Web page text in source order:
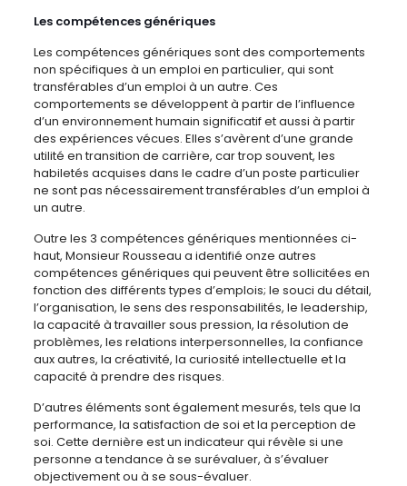
Les compétences génériques
Les compétences génériques sont des comportements
non spécifiques à un emploi en particulier, qui sont
transférables d’un emploi à un autre. Ces
comportements se développent à partir de l’influence
d’un environnement humain significatif et aussi à partir
des expériences vécues. Elles s’avèrent d’une grande
utilité en transition de carrière, car trop souvent, les
habiletés acquises dans le cadre d’un poste particulier
ne sont pas nécessairement transférables d’un emploi à
un autre.
Outre les 3 compétences génériques mentionnées ci-
haut, Monsieur Rousseau a identifié onze autres
compétences génériques qui peuvent être sollicitées en
fonction des différents types d’emplois; le souci du détail,
l’organisation, le sens des responsabilités, le leadership,
la capacité à travailler sous pression, la résolution de
problèmes, les relations interpersonnelles, la confiance
aux autres, la créativité, la curiosité intellectuelle et la
capacité à prendre des risques.
D’autres éléments sont également mesurés, tels que la
performance, la satisfaction de soi et la perception de
soi. Cette dernière est un indicateur qui révèle si une
personne a tendance à se surévaluer, à s’évaluer
objectivement ou à se sous-évaluer.